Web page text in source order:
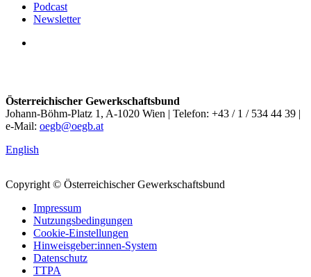
Podcast
Newsletter
Österreichischer Gewerkschaftsbund
Johann-Böhm-Platz 1, A-1020 Wien | Telefon: +43 / 1 / 534 44 39 |
e-Mail: oegb@oegb.at
English
Copyright © Österreichischer Gewerkschaftsbund
Impressum
Nutzungsbedingungen
Cookie-Einstellungen
Hinweisgeber:innen-System
Datenschutz
TTPA